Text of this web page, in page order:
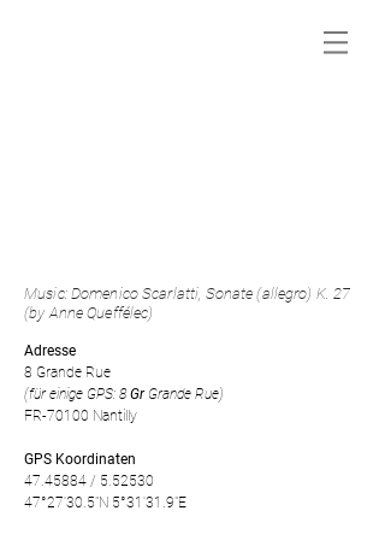
Music: Domenico Scarlatti, Sonate (allegro) K. 27
(by Anne Queffélec)
Adresse
8 Grande Rue
(für einige GPS: 8 Gr Grande Rue)
FR-70100 Nantilly
GPS Koordinaten
47.45884 / 5.52530
47°27'30.5"N 5°31'31.9"E